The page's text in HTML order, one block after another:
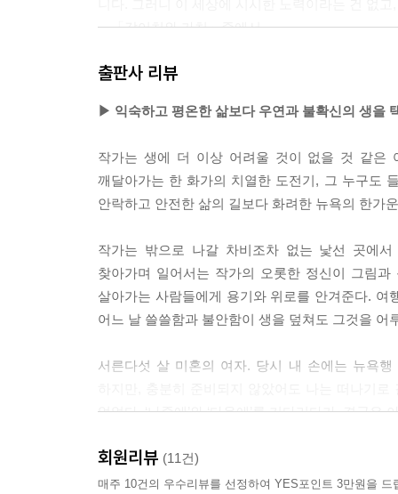
---「값어치와 가치」중에서
중고등학생들에게 그림을 가르치다 보면 성실하
운 친구들에게 내가 꼭 보태는 말이 있다. “맞아.
---「기다림의 다른 이름」중에서
연애할 때마다 결국 그놈이 그놈이라도, 우리는
마다 마주하는 일이다. 달고 쓰고 눈물 나고 좋아
에, 바로 거기에 내가 있다.
---「낯선 희로애락」중에서
저항하며 대가를 치르는 일, 온전히 ‘나’로 태어나
---「뉴요커들의 빈 마당」중에서
출판사 리뷰
▶ 익숙하고 평온한 삶보다 우연과 불확신의 생을
작가는 생에 더 이상 어려울 것이 없을 것 같은
깨달아가는 한 화가의 치열한 도전기, 그 누구도
안락하고 안전한 삶의 길보다 화려한 뉴욕의 한가
작가는 밖으로 나갈 차비조차 없는 낯선 곳에
찾아가며 일어서는 작가의 오롯한 정신이 그림
살아가는 사람들에게 용기와 위로를 안겨준다.
어느 날 쓸쓸함과 불안함이 생을 덮쳐도 그것을
서른다섯 살 미혼의 여자. 당시 내 손에는 뉴욕
없었다. ‘나중에’와 ‘다음에’를 기다리다가, 결국
-프롤로그 중에서
회원리뷰 (11건)
매주 10건의 우수리뷰를 선정하여 YES포인트 3만원을 드